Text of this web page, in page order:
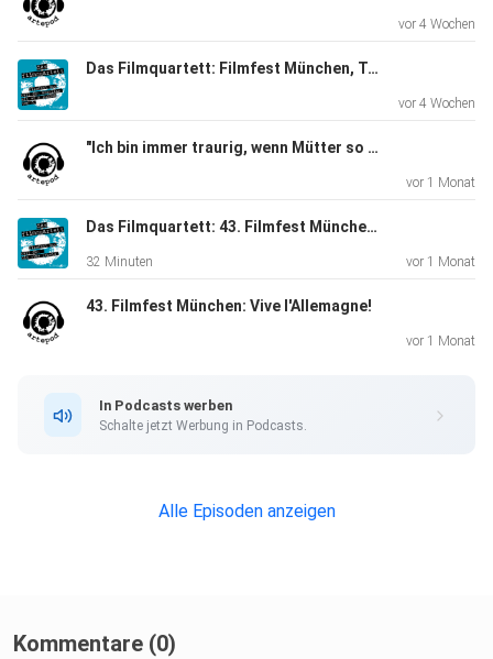
vor 4 Wochen
Das Filmquartett: Filmfest München, Teil 03
vor 4 Wochen
"Ich bin immer traurig, wenn Mütter so einseitig verurteilt werden." Schauspielerin Corinna Harfouch und Regisseurin Pauline Roenneberg über Hilflosigkeit und Manipulation und ihre Zusammenarbeit in "Kalter Hund"
vor 1 Monat
Das Filmquartett: 43. Filmfest München, Folge 02: CineRebels
32 Minuten vor 1 Monat
43. Filmfest München: Vive l'Allemagne!
vor 1 Monat
In Podcasts werben
Schalte jetzt Werbung in Podcasts.
Alle Episoden anzeigen
Kommentare (0)